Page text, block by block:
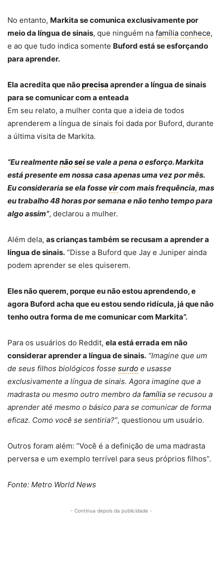
No entanto, Markita se comunica exclusivamente por
meio da língua de sinais, que ninguém na família conhece,
e ao que tudo indica somente Buford está se esforçando
para aprender.
Ela acredita que nãoprecisa aprender a língua de sinais
para se comunicar com a enteada
Em seu relato, a mulher conta que a ideia de todos
aprenderem a língua de sinais foi dada por Buford, durante
a última visita de Markita.
“Eu realmentenão seise vale a pena o esforço. Markita
está presente em nossa casa apenas uma vez por mês.
Eu consideraria se ela fosse vircom mais frequência, mas
eu trabalho 48 horas por semana e não tenho tempo para
algo assim”, declarou a mulher.
Além dela, as crianças também se recusam a aprender a
língua de sinais. “Disse a Buford que Jay e Juniper ainda
podem aprender se eles quiserem.
Eles não querem, porque eu não estou aprendendo, e
agora Buford acha que eu estou sendo ridícula, já que não
tenho outra forma de me comunicar com Markita”.
Para os usuários do Reddit, ela está errada em não
considerar aprender a língua de sinais. “Imagine que um
de seus filhos biológicos fosse surdo e usasse
exclusivamente a língua de sinais. Agora imagine que a
madrasta ou mesmo outro membro da família se recusou a
aprender até mesmo o básico para se comunicar de forma
eficaz. Como você se sentiria?”, questionou um usuário.
Outros foram além: “Você é a definição de uma madrasta
perversa e um exemplo terrível para seus próprios filhos”.
Fonte: Metro World News
- Continua depois da publicidade -